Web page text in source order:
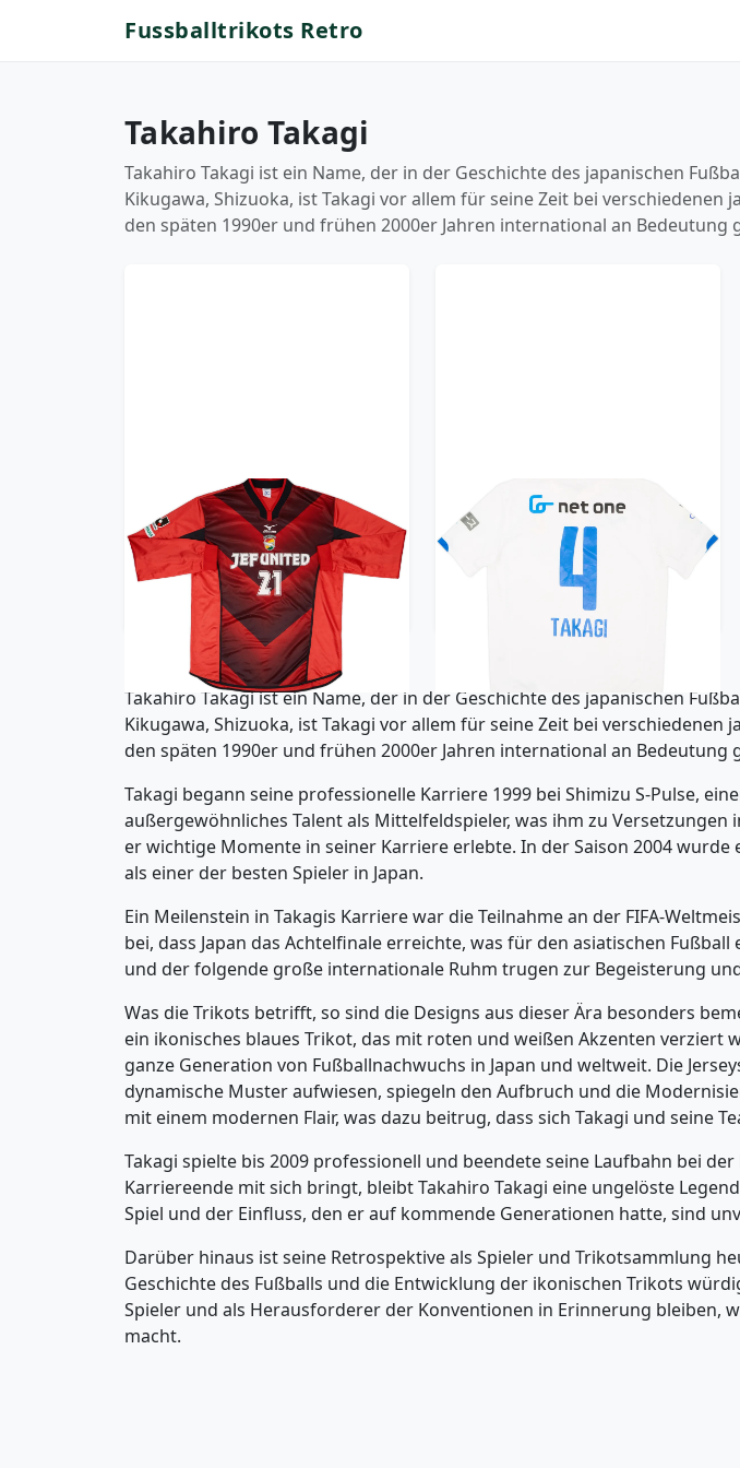
Fussballtrikots Retro
Takahiro Takagi
Takahiro Takagi ist ein Name, der in der Geschichte des japanischen
Kikugawa, Shizuoka, ist Takagi vor allem für seine Zeit bei
den späten 1990er und frühen 2000er Jahren international an Bedeutung
2002-03 JEF United Match
Issue GK Shirt #21 (Takagi)
119.99£ · ca. €142
Trikot kaufen
2014 Oita Trinita Away Shirt
Takagi #4 - 8/10 - (L)
107.99£ · ca. €127
Trikot kaufen
Takahiro Takagi ist ein Name, der in der Geschichte des japanischen
Kikugawa, Shizuoka, ist Takagi vor allem für seine Zeit bei
den späten 1990er und frühen 2000er Jahren international an Bedeutung
Takagi begann seine professionelle Karriere 1999 bei Shimizu S-Pulse,
außergewöhnliches Talent als Mittelfeldspieler, was ihm zu
er wichtige Momente in seiner Karriere erlebte. In der Saison 2004
als einer der besten Spieler in Japan.
Ein Meilenstein in Takagis Karriere war die Teilnahme an der FIFA-
bei, dass Japan das Achtelfinale erreichte, was für den asiatischen
und der folgende große internationale Ruhm trugen zur Begeisterung
Was die Trikots betrifft, so sind die Designs aus dieser Ära besonders
ein ikonisches blaues Trikot, das mit roten und weißen Akzenten
ganze Generation von Fußballnachwuchs in Japan und weltweit. Die
dynamische Muster aufwiesen, spiegeln den Aufbruch und die
mit einem modernen Flair, was dazu beitrug, dass sich Takagi und seine
Takagi spielte bis 2009 professionell und beendete seine Laufbahn bei
Karriereende mit sich bringt, bleibt Takahiro Takagi eine ungelöste
Spiel und der Einfluss, den er auf kommende Generationen hatte, sind
Darüber hinaus ist seine Retrospektive als Spieler und Trikotsammlung
Geschichte des Fußballs und die Entwicklung der ikonischen Trikots
Spieler und als Herausforderer der Konventionen in Erinnerung bleiben,
macht.